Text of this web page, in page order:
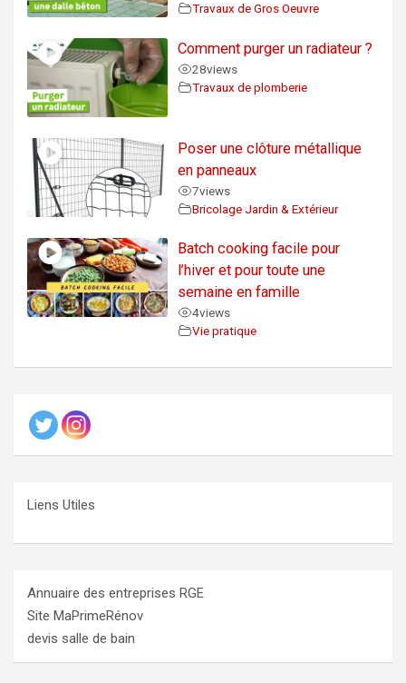
Travaux de Gros Oeuvre
Comment purger un radiateur ?
28views
Travaux de plomberie
Poser une clôture métallique
en panneaux
7views
Bricolage Jardin & Extérieur
Batch cooking facile pour
l’hiver et pour toute une
semaine en famille
4views
Vie pratique
Liens Utiles
Annuaire des entreprises RGE
Site MaPrimeRénov
devis salle de bain